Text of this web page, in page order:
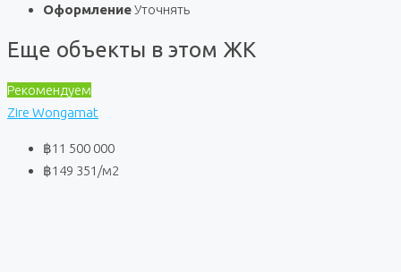
ОформлениеУточнять
Еще объекты в этом ЖК
Рекомендуем
Zire Wongamat
฿11 500 000
฿149 351 /м2